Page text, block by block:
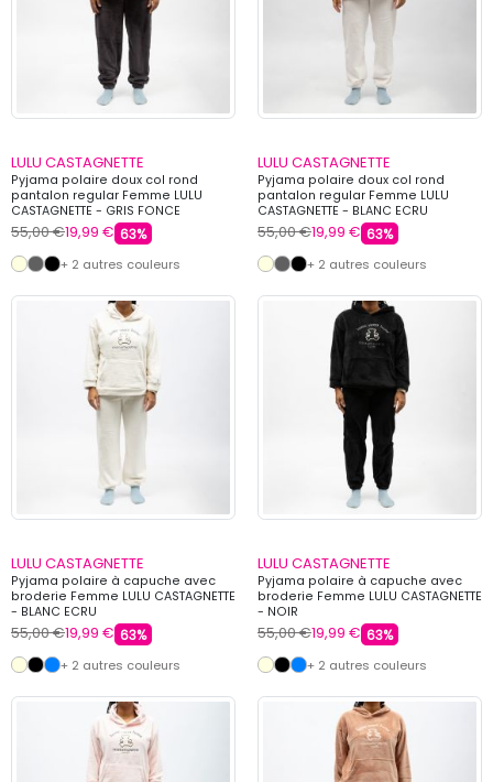
LULU CASTAGNETTE
Pyjama polaire doux col rond
pantalon regular Femme LULU
CASTAGNETTE - GRIS FONCE
55,00 €19,99 € 63%
+ 2 autres couleurs
LULU CASTAGNETTE
Pyjama polaire doux col rond
pantalon regular Femme LULU
CASTAGNETTE - BLANC ECRU
55,00 €19,99 € 63%
+ 2 autres couleurs
LULU CASTAGNETTE
Pyjama polaire à capuche avec
broderie Femme LULU CASTAGNETTE
- BLANC ECRU
55,00 €19,99 € 63%
+ 2 autres couleurs
LULU CASTAGNETTE
Pyjama polaire à capuche avec
broderie Femme LULU CASTAGNETTE
- NOIR
55,00 €19,99 € 63%
+ 2 autres couleurs